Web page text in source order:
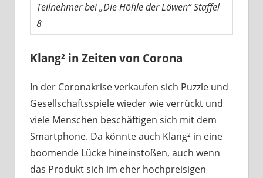
Teilnehmer bei „Die Höhle der Löwen“ Staffel
8
Klang² in Zeiten von Corona
In der Coronakrise verkaufen sich Puzzle und
Gesellschaftsspiele wieder wie verrückt und
viele Menschen beschäftigen sich mit dem
Smartphone. Da könnte auch Klang² in eine
boomende Lücke hineinstoßen, auch wenn
das Produkt sich im eher hochpreisigen